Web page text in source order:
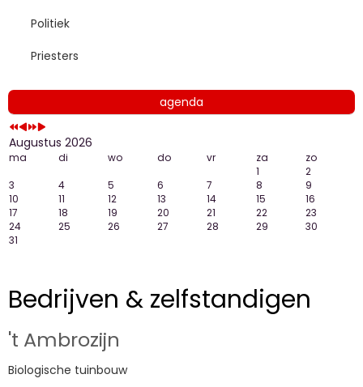
Politiek
Priesters
agenda
Augustus 2026
ma di wo do vr za
zo
1
2
3
4 5 6 7 8
9
10
11 12 13 14 15
16
17
18 19 20 21 22
23
24
25 26 27 28 29
30
31
Bedrijven & zelfstandigen
't Ambrozijn
Biologische tuinbouw